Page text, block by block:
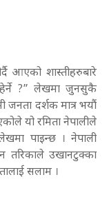
आएको शास्तीहरुबारे
हेर्ने ?” लेखमा जुनसुकै
जनता दर्शक मात्र भयौं
यो रमिता नेपालीले
पाइन्छ । नेपाली
तरिकाले उखानटुक्का
सलाम ।